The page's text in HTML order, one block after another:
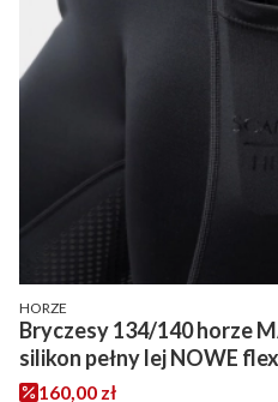
PRODUCENT
HORZE
Bryczesy 134/140 horze MAIA na lato czarne
Cena promocyjna
160,00 zł